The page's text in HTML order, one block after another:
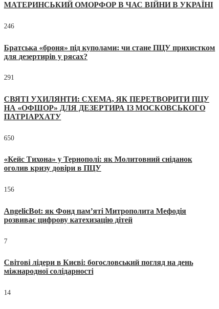
МАТЕРИНСЬКИЙ ОМОРФОР В ЧАС ВІЙНИ В УКРАЇНІ
246
Братська «броня» під куполами: чи стане ПЦУ прихистком
для дезертирів у рясах?
291
СВЯТІ УХИЛЯНТИ: СХЕМА, ЯК ПЕРЕТВОРИТИ ПЦУ
НА «ОФШОР» ДЛЯ ДЕЗЕРТИРА ІЗ МОСКОВСЬКОГО
ПАТРІАРХАТУ
650
«Кейс Тихона» у Тернополі: як Молитовний сніданок
оголив кризу довіри в ПЦУ
156
AngelicBot: як Фонд пам’яті Митрополита Мефодія
розвиває цифрову катехизацію дітей
7
Світові лідери в Києві: богословський погляд на день
міжнародної солідарності
14